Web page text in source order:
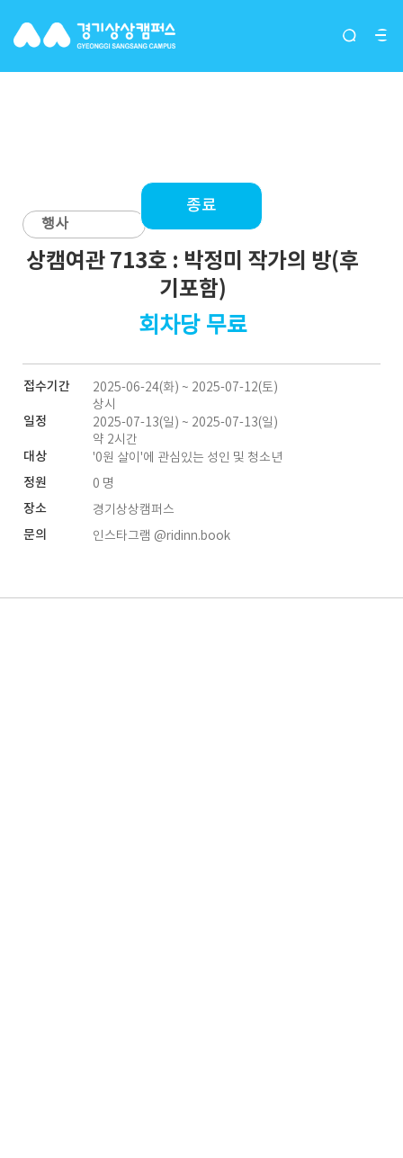
입주단체(그루버)
종료
행사
상캠여관 713호 : 박정미 작가의 방(후
기포함)
회차당 무료
접수기간
2025-06-24(화) ~ 2025-07-12(토)
상시
일정
2025-07-13(일) ~ 2025-07-13(일)
약 2시간
대상 '0원 살이'에 관심있는 성인 및 청소년
정원 0 명
장소 경기상상캠퍼스
문의 인스타그램 @ridinn.book